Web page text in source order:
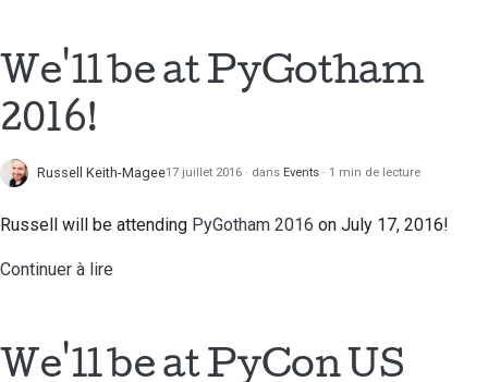
We'll be at PyGotham
2016!
Russell Keith-Magee17 juillet 2016 dans Events 1 min de lecture
Russell will be attending PyGotham 2016 on July 17, 2016!
Continuer à lire
We'll be at PyCon US